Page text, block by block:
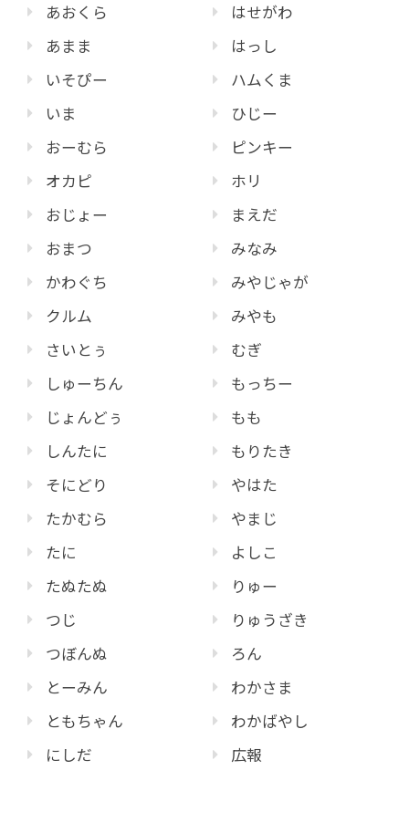
あおくら
あまま
いそぴー
いま
おーむら
オカピ
おじょー
おまつ
かわぐち
クルム
さいとぅ
しゅーちん
じょんどぅ
しんたに
そにどり
たかむら
たに
たぬたぬ
つじ
つぼんぬ
とーみん
ともちゃん
にしだ
はせがわ
はっし
ハムくま
ひじー
ピンキー
ホリ
まえだ
みなみ
みやじゃが
みやも
むぎ
もっちー
もも
もりたき
やはた
やまじ
よしこ
りゅー
りゅうざき
ろん
わかさま
わかばやし
広報